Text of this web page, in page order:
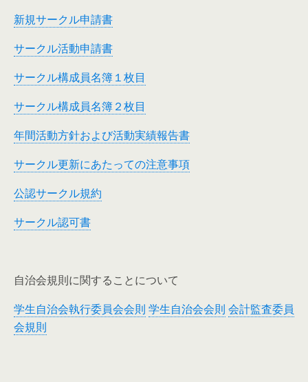
新規サークル申請書
サークル活動申請書
サークル構成員名簿１枚目
サークル構成員名簿２枚目
年間活動方針および活動実績報告書
サークル更新にあたっての注意事項
公認サークル規約
サークル認可書
自治会規則に関することについて
学生自治会執行委員会会則 学生自治会会則 会計監査委員
会規則